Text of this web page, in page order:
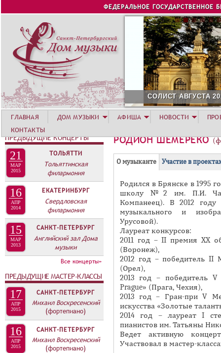
Jump to navigation
ФЕДЕРАЛЬНОЕ ГОСУДАРСТВЕННОЕ
СОЛИСТ АВГУСТА 2026
РОДИОН ШЕМЕРЕКО
Г
П
П
Л
Д
О
И
О музыканте(
а
к
т
и
в
н
а
я
к
л
а
д
к
а
Участие в
Родился в Брянске в 1995
школу №2 им. П.И.
Компанеец). В 2012 году
музыкального и
Урусовой).
Лауреат конкурсов:
2011 год – II премия XX
(Воронеж),
2012 год – победитель II
(Орел),
2013 год – победитель
Prague» (Прага, Чехия),
2013 год – Гран-при V
искусства «Золотые
2014 год – лауреат I
пианистов им. Татьяны
Ведет активную
Участвовал в мастер-
ГЛАВНАЯ ДОМ МУЗЫКИ АФИША НОВОСТИ
КОНТАКТЫ
ПРЕДЫДУЩИЕ КОНЦЕРТЫ
21
МАР
2015
ТОЛЬЯТТИ
Тольяттинская
филармония
16
АПР
2014
ЕКАТЕРИНБУРГ
Свердловская
филармония
15
МАР
2013
САНКТ-ПЕТЕРБУРГ
Английский зал Дома
музыки
Все концерты»
ПРЕДЫДУЩИЕ МАСТЕР-КЛАССЫ
17
АПР
2015
САНКТ-ПЕТЕРБУРГ
Михаил Воскресенский
(фортепиано)
16
АПР
2015
САНКТ-ПЕТЕРБУРГ
Михаил Воскресенский
(фортепиано)